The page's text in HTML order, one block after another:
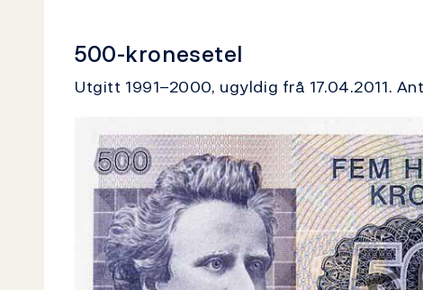
500-kronesetel
Utgitt 1991–2000, ugyldig frå 17.04.2011.